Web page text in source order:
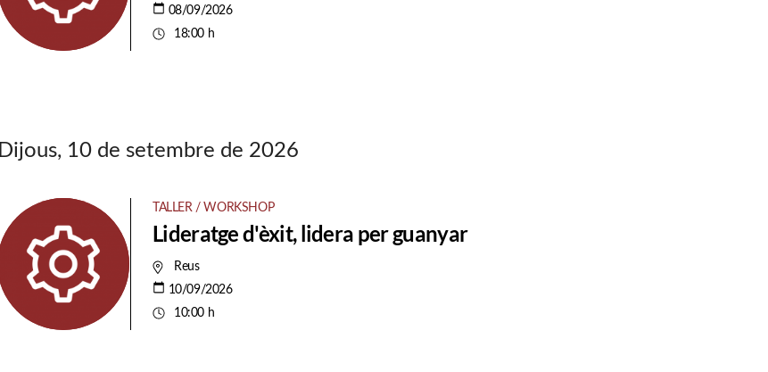
08/09/2026
18:00 h
Dijous, 10 de setembre de 2026
TALLER / WORKSHOP
Lideratge d'èxit, lidera per guanyar
Reus
10/09/2026
10:00 h